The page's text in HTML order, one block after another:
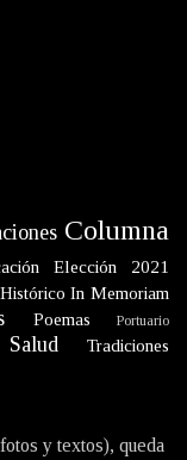
Columna
Elección 2021
Histórico In Memoriam
Poemas Portuario
Salud Tradiciones
y textos), queda